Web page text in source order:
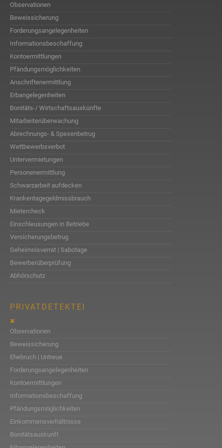
Observationen
Beweissicherung
Forderungsangelegenheiten
Informationsbeschaffung
Kontoermittlungen
Pfändungsmöglichkeiten
Anschriftenermittlung
Erbangelegenheiten
Bonitäts-/ Wirtschaftsauskünfte
Mitarbeiterüberwachung
Abrechnungs- & Spesenbetrug
Wettbewerbsverbot
Untervermietungen
Personenermittlung
Schwarzarbeit aufdecken
Krankentagegeldmissbrauch
Mietercheck
Einschleusungen in Betriebe
Versicherungsbetrug
Geheimnisverrat | Sabotage
Bewerberüberprüfung
Abhörschutz
PRIVATDETEKTEI
Observationen
Beweissicherung
Ehebruch | Untreue
Forderungsangelegenheiten
Kontoermittlungen
Informationsbeschaffung
Pfändungsmöglichkeiten
Einkommensverhältnisse
Bonitätsauskunft